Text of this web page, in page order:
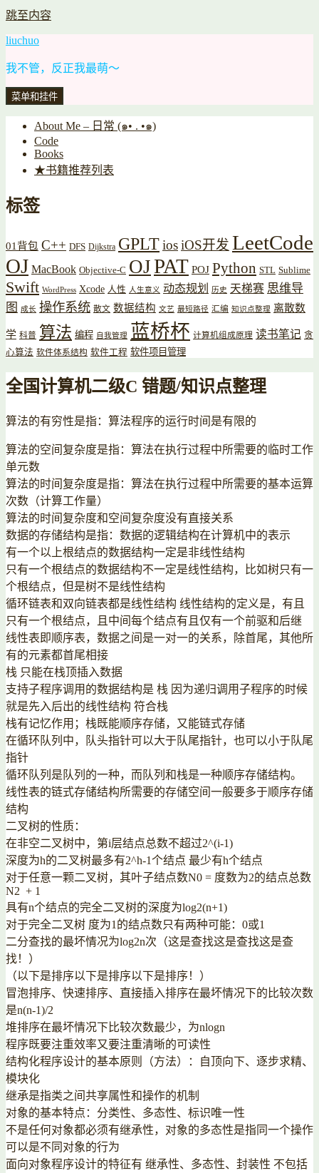
跳至内容
liuchuo
我不管，反正我最萌～
菜单和挂件
About Me – 日常 (๑• . •๑)
Code
Books
★书籍推荐列表
标签
01背包 C++ DFS Dijkstra GPLTiosiOS开发 LeetCode
OJ MacBook Objective-C OJPAT POJ Python STL Sublime
Swift WordPress Xcode 人性 人生意义 动态规划 历史 天梯赛 思维导
图
成长 操作系统 散文 数据结构 文艺 最短路径 汇编 知识点整理 离散数
学 科普 算法 编程 自我管理 蓝桥杯 计算机组成原理 读书笔记 贪
心算法 软件体系结构 软件工程 软件项目管理
全国计算机二级C 错题/知识点整理
算法的有穷性是指：算法程序的运行时间是有限的
算法的空间复杂度是指：算法在执行过程中所需要的临时工作
单元数
算法的时间复杂度是指：算法在执行过程中所需要的基本运算
次数（计算工作量）
算法的时间复杂度和空间复杂度没有直接关系
数据的存储结构是指：数据的逻辑结构在计算机中的表示
有一个以上根结点的数据结构一定是非线性结构
只有一个根结点的数据结构不一定是线性结构，比如树只有一
个根结点，但是树不是线性结构
循环链表和双向链表都是线性结构 线性结构的定义是，有且
只有一个根结点，且中间每个结点有且仅有一个前驱和后继
线性表即顺序表，数据之间是一对一的关系，除首尾，其他所
有的元素都首尾相接
栈 只能在栈顶插入数据
支持子程序调用的数据结构是 栈 因为递归调用子程序的时候
就是先入后出的线性结构 符合栈
栈有记忆作用；栈既能顺序存储，又能链式存储
在循环队列中，队头指针可以大于队尾指针，也可以小于队尾
指针
循环队列是队列的一种，而队列和栈是一种顺序存储结构。
线性表的链式存储结构所需要的存储空间一般要多于顺序存储
结构
二叉树的性质：
在非空二叉树中，第i层结点总数不超过2^(i-1)
深度为h的二叉树最多有2^h-1个结点 最少有h个结点
对于任意一颗二叉树，其叶子结点数N0 = 度数为2的结点总数
N2 + 1
具有n个结点的完全二叉树的深度为log2(n+1)
对于完全二叉树 度为1的结点数只有两种可能：0或1
二分查找的最坏情况为log2n次（这是查找这是查找这是查
找！）
（以下是排序以下是排序以下是排序！）
冒泡排序、快速排序、直接插入排序在最坏情况下的比较次数
是n(n-1)/2
堆排序在最坏情况下比较次数最少，为nlogn
程序既要注重效率又要注重清晰的可读性
结构化程序设计的基本原则（方法）：自顶向下、逐步求精、
模块化
继承是指类之间共享属性和操作的机制
对象的基本特点：分类性、多态性、标识唯一性
不是任何对象都必须有继承性，对象的多态性是指同一个操作
可以是不同对象的行为
面向对象程序设计的特征有 继承性、多态性、封装性 不包括